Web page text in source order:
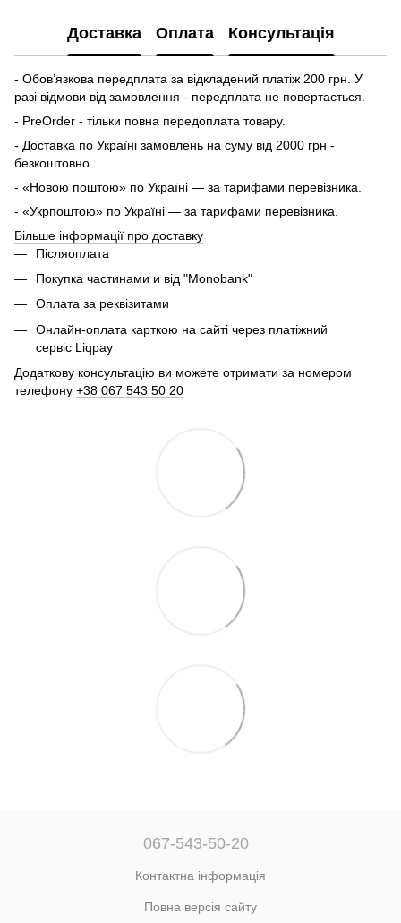
Доставка Оплата Консультація
- Обов’язкова передплата за відкладений платіж 200 грн. У
разі відмови від замовлення - передплата не повертається.
- PreOrder - тільки повна передоплата товару.
- Доставка по Україні замовлень на суму від 2000 грн -
безкоштовно.
- «Новою поштою» по Україні — за тарифами перевізника.
- «Укрпоштою» по Україні — за тарифами перевізника.
Більше інформації про доставку
Післяоплата
Покупка частинами и від "Monobank"
Оплата за реквізитами
Онлайн-оплата карткою на сайті через платіжний
сервіс Liqpay
Додаткову консультацію ви можете отримати за номером
телефону +38 067 543 50 20
067-543-50-20
Контактна інформація
Повна версія сайту